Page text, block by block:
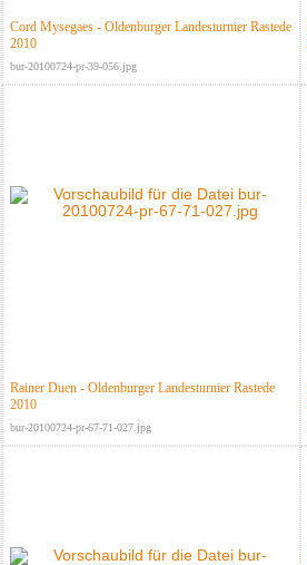
Cord Mysegaes - Oldenburger Landesturnier Rastede
2010
bur-20100724-pr-39-056.jpg
Rainer Duen - Oldenburger Landesturnier Rastede
2010
bur-20100724-pr-67-71-027.jpg